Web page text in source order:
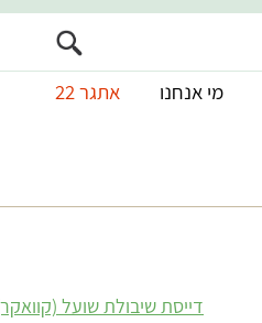
מי אנחנו אתגר 22
דייסת שיבולת שועל